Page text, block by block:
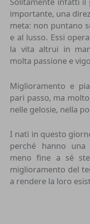
importante, una
meta: non puntano
e al lusso. Essi
la vita altrui in
molta passione e
Miglioramento e
pari passo, ma
nelle gelosie, nella
I nati in questo
perché hanno una
meno fine a sé
miglioramento del
a rendere la loro